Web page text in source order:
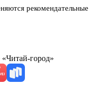
рекомендательные
город»